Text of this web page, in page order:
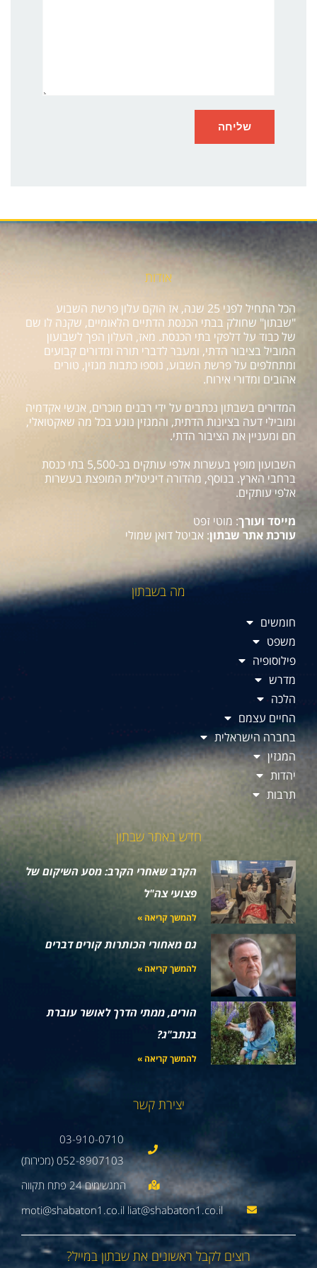
אודות
הכל התחיל לפני 25 שנה, אז הוקם עלון פרשת השבוע
"שבתון" שחולק בבתי הכנסת הדתיים הלאומיים, שקנה לו שם
של כבוד על דלפקי בתי הכנסת. מאז, העלון הפך לשבועון
המוביל בציבור הדתי, ומעבר לדברי תורה ומדורים קבועים
ומתחלפים על פרשת השבוע, נוספו כתבות מגזין, טורים
אהובים ומדורי אירוח.
המדורים בשבתון נכתבים על ידי רבנים מוכרים, אנשי אקדמיה
ומובילי דעה בציונות הדתית, והמגזין נוגע בכל מה שאקטואלי,
חם ומעניין את הציבור הדתי.
השבועון מופץ בעשרות אלפי עותקים בכ-5,500 בתי כנסת
ברחבי הארץ. בנוסף, מהדורה דיגיטלית המופצת בעשרות
אלפי עותקים.
מייסד ועורך: מוטי זפט
עורכת אתר שבתון: אביטל דואן שמולי
מה בשבתון
חומשים
משפט
פילוסופיה
מדרש
הלכה
החיים עצמם
בחברה הישראלית
המגזין
יהדות
תרבות
חדש באתר שבתון
הקרב שאחרי הקרב: מסע השיקום של
פצועי צה"ל
להמשך קריאה »
גם מאחורי הכותרות קורים דברים
להמשך קריאה »
הורים, ממתי הדרך לאושר עוברת
בנתב"ג?
להמשך קריאה »
יצירת קשר
03-910-0710
052-8907103 (מכירות)
moti@shabaton1.co.il liat@shabaton1.co.il
רוצים לקבל ראשונים את שבתון במייל?